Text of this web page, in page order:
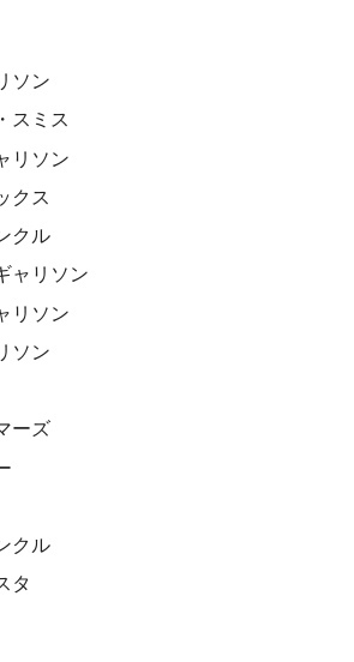
ソン
スミス
リソン
クス
クル
ャリソン
リソン
ソン
ーズ
クル
タ